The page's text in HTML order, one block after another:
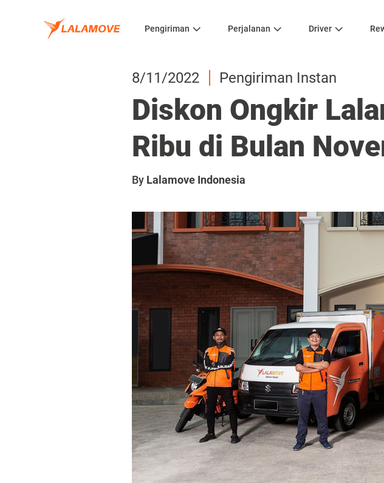
Pengiriman Perjalanan Driver
8/11/2022 Pengiriman Instan
Diskon Ongkir
Ribu di Bulan
By Lalamove Indonesia